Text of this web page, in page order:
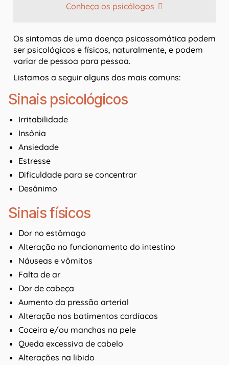
Conheça os psicólogos
Os sintomas de uma doença psicossomática podem
ser psicológicos e físicos, naturalmente, e podem
variar de pessoa para pessoa.
Listamos a seguir alguns dos mais comuns:
Sinais psicológicos
Irritabilidade
Insônia
Ansiedade
Estresse
Dificuldade para se concentrar
Desânimo
Sinais físicos
Dor no estômago
Alteração no funcionamento do intestino
Náuseas e vômitos
Falta de ar
Dor de cabeça
Aumento da pressão arterial
Alteração nos batimentos cardíacos
Coceira e/ou manchas na pele
Queda excessiva de cabelo
Alterações na libido